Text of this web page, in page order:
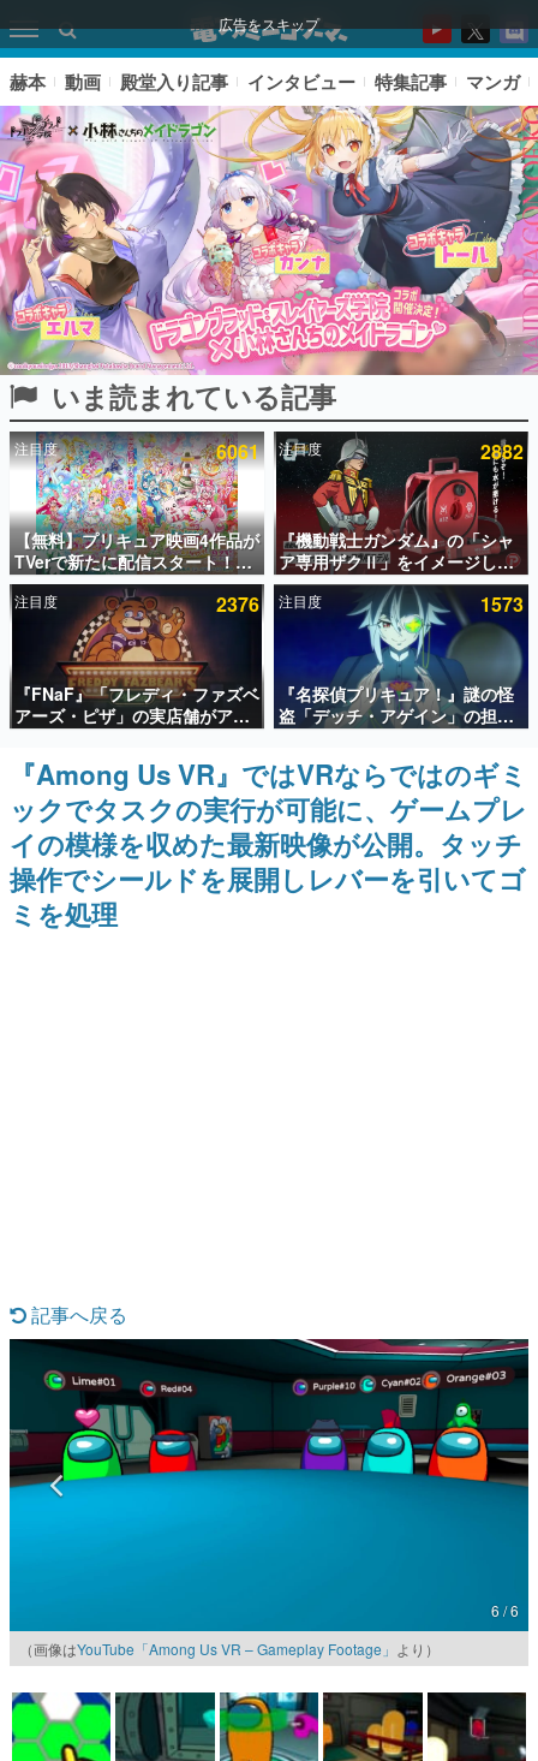
広告をスキップ
ピックアップ
電ファミのいま読まれている記事ランキング
アプリセール情報
インタビュー
連載・特集一覧
殿堂入り記事
SNS拡散数が数千以上！ ページビュー数万以上！ などな
ど。多くの人々に読まれた、電ファミ渾身の“殿堂入り”記
事をまとめました。
ゲームの企画書
名作ゲームクリエイターの方々に製作時のエピソードをお
聞きし、ヒットする企画（ゲーム）とは何か？を探ってい
きます。
赫本
この物語を解いてはいけない。『赫本』は、〈試験問題〉
なんでゲームは面白い？
ゲーム開発者・hamatsu氏がゲームの魅力を画面や操作の
具体的な形から解き明かしていく、硬派で骨太な評論連載
です。
ゲームが変えた日本語
「経験値」「裏技」「ラスボス」… ゲームにまつわる言葉
の起源や用法の変遷を、コンピューター文化史研究家・タ
マンガ
女性向け
アプリレビュー
赫本 動画 殿堂入り記事 インタビュー 特集記事 マンガ
いま読まれている記事
注目度 6061
【無料】プリキュア映画4作品が
TVerで新たに配信スタート！な
んと2018年～2024年の映画ほぼ
すべてが見放題に、ぶっちゃけ
ありえないラインナップ
注目度 2882
『機動戦士ガンダム』の「シャ
ア専用ザクⅡ」をイメージした
散水ホースリールが予約開始。
本体にはシャアのパーソナルマ
ークやジオン公国軍のエンブレ
ム、型式番号などを配置
注目度 2376
『FNaF』「フレディ・ファズベ
アーズ・ピザ」の実店舗がアメ
リカの商業施設「American
Dream」に2027年オープン！
ScottGamesとの共同開発、食
事だけでなくステージショーや
没入型のホラー体験も楽しめる
注目度 1573
『名探偵プリキュア！』謎の怪
盗「デッチ・アゲイン」の担当
キャストは天﨑滉平さんと判
明。『Re:ゼロから始める異世
界生活』オットー役、『ヒプノ
シスマイク』山田三郎役など
『Among Us VR』ではVRならではのギミ
ックでタスクの実行が可能に、ゲームプレ
イの模様を収めた最新映像が公開。タッチ
操作でシールドを展開しレバーを引いてゴ
ミを処理
記事へ戻る
6 / 6
（画像はYouTube「Among Us VR – Gameplay Footage」 より）